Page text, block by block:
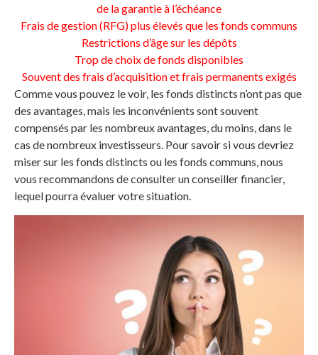
de la garantie à l’échéance
Frais de gestion (RFG) plus élevés que les fonds communs
Restrictions d’âge sur les dépôts
Trop de choix de fonds disponibles
Souvent des frais d’acquisition et frais permanents exigés
Comme vous pouvez le voir, les fonds distincts n’ont pas que
des avantages, mais les inconvénients sont souvent
compensés par les nombreux avantages, du moins, dans le
cas de nombreux investisseurs. Pour savoir si vous devriez
miser sur les fonds distincts ou les fonds communs, nous
vous recommandons de consulter un conseiller financier,
lequel pourra évaluer votre situation.